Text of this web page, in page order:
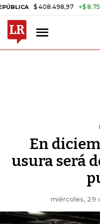
$ 408.498,97 +$ 8.753,81
En
usura será
miércoles, 29